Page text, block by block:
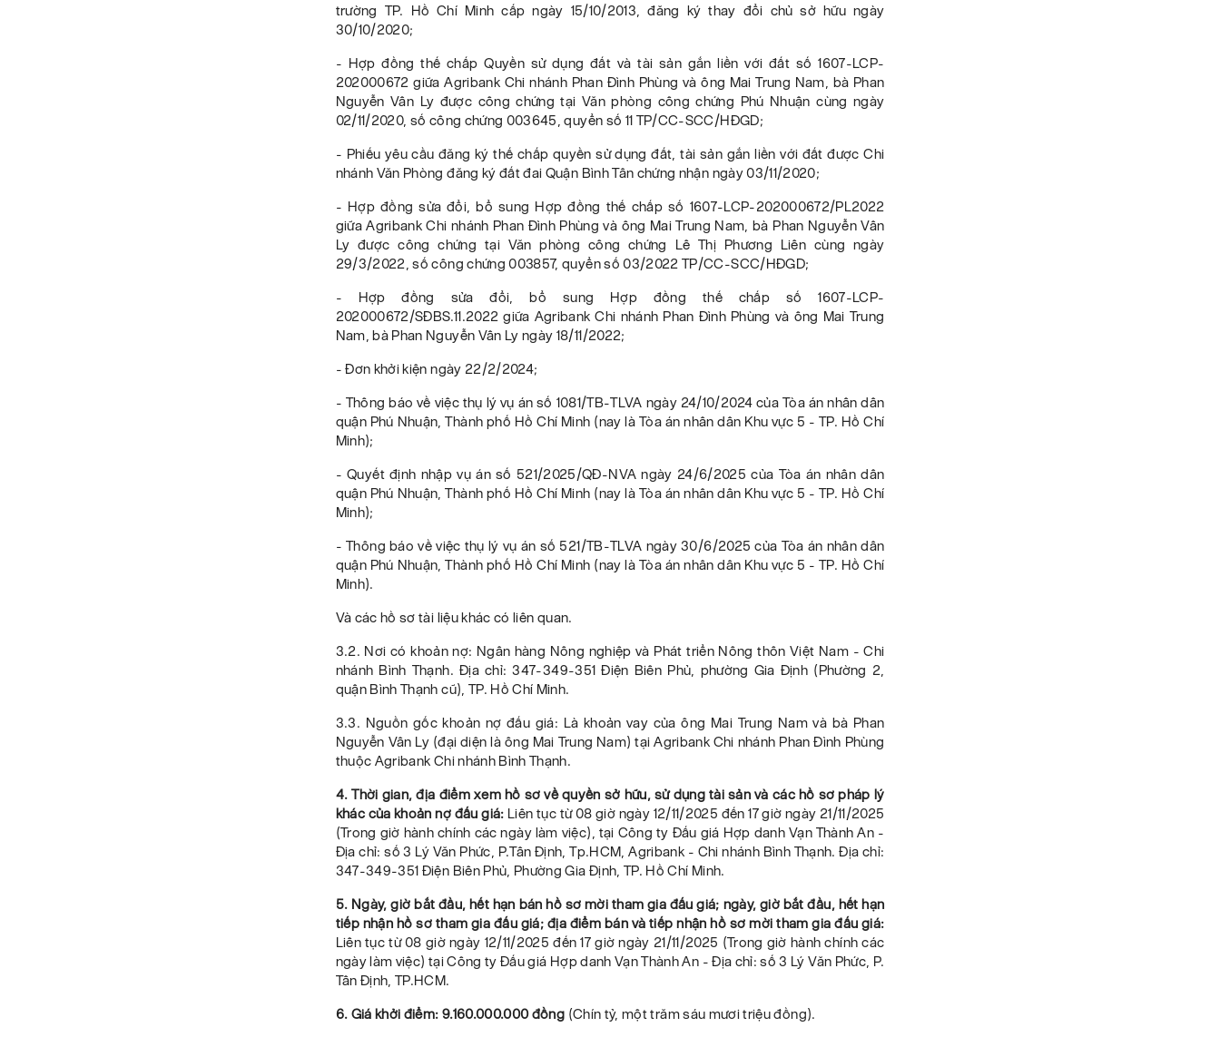
trường TP. Hồ Chí Minh cấp ngày 15/10/2013, đăng ký thay đổi chủ sở hữu ngày
30/10/2020;
- Hợp đồng thế chấp Quyền sử dụng đất và tài sản gắn liền với đất số 1607-LCP-
202000672 giữa Agribank Chi nhánh Phan Đình Phùng và ông Mai Trung Nam, bà Phan
Nguyễn Vân Ly được công chứng tại Văn phòng công chứng Phú Nhuận cùng ngày
02/11/2020, số công chứng 003645, quyển số 11 TP/CC-SCC/HĐGD;
- Phiếu yêu cầu đăng ký thế chấp quyền sử dụng đất, tài sản gắn liền với đất được Chi
nhánh Văn Phòng đăng ký đất đai Quận Bình Tân chứng nhận ngày 03/11/2020;
- Hợp đồng sửa đổi, bổ sung Hợp đồng thế chấp số 1607-LCP-202000672/PL2022
giữa Agribank Chi nhánh Phan Đình Phùng và ông Mai Trung Nam, bà Phan Nguyễn Vân
Ly được công chứng tại Văn phòng công chứng Lê Thị Phương Liên cùng ngày
29/3/2022, số công chứng 003857, quyển số 03/2022 TP/CC-SCC/HĐGD;
- Hợp đồng sửa đổi, bổ sung Hợp đồng thế chấp số 1607-LCP-
202000672/SĐBS.11.2022 giữa Agribank Chi nhánh Phan Đình Phùng và ông Mai Trung
Nam, bà Phan Nguyễn Vân Ly ngày 18/11/2022;
- Đơn khởi kiện ngày 22/2/2024;
- Thông báo về việc thụ lý vụ án số 1081/TB-TLVA ngày 24/10/2024 của Tòa án nhân dân
quận Phú Nhuận, Thành phố Hồ Chí Minh (nay là Tòa án nhân dân Khu vực 5 - TP. Hồ Chí
Minh);
- Quyết định nhập vụ án số 521/2025/QĐ-NVA ngày 24/6/2025 của Tòa án nhân dân
quận Phú Nhuận, Thành phố Hồ Chí Minh (nay là Tòa án nhân dân Khu vực 5 - TP. Hồ Chí
Minh);
- Thông báo về việc thụ lý vụ án số 521/TB-TLVA ngày 30/6/2025 của Tòa án nhân dân
quận Phú Nhuận, Thành phố Hồ Chí Minh (nay là Tòa án nhân dân Khu vực 5 - TP. Hồ Chí
Minh).
Và các hồ sơ tài liệu khác có liên quan.
3.2. Nơi có khoản nợ: Ngân hàng Nông nghiệp và Phát triển Nông thôn Việt Nam - Chi
nhánh Bình Thạnh. Địa chỉ: 347-349-351 Điện Biên Phủ, phường Gia Định (Phường 2,
quận Bình Thạnh cũ), TP. Hồ Chí Minh.
3.3. Nguồn gốc khoản nợ đấu giá: Là khoản vay của ông Mai Trung Nam và bà Phan
Nguyễn Vân Ly (đại diện là ông Mai Trung Nam) tại Agribank Chi nhánh Phan Đình Phùng
thuộc Agribank Chi nhánh Bình Thạnh.
4. Thời gian, địa điểm xem hồ sơ về quyền sở hữu, sử dụng tài sản và các hồ sơ pháp lý
khác của khoản nợ đấu giá: Liên tục từ 08 giờ ngày 12/11/2025 đến 17 giờ ngày 21/11/2025
(Trong giờ hành chính các ngày làm việc), tại Công ty Đấu giá Hợp danh Vạn Thành An -
Địa chỉ: số 3 Lý Văn Phức, P.Tân Định, Tp.HCM, Agribank - Chi nhánh Bình Thạnh. Địa chỉ:
347-349-351 Điện Biên Phủ, Phường Gia Định, TP. Hồ Chí Minh.
5. Ngày, giờ bắt đầu, hết hạn bán hồ sơ mời tham gia đấu giá; ngày, giờ bắt đầu, hết hạn
tiếp nhận hồ sơ tham gia đấu giá; địa điểm bán và tiếp nhận hồ sơ mời tham gia đấu giá:
Liên tục từ 08 giờ ngày 12/11/2025 đến 17 giờ ngày 21/11/2025 (Trong giờ hành chính các
ngày làm việc) tại Công ty Đấu giá Hợp danh Vạn Thành An - Địa chỉ: số 3 Lý Văn Phức, P.
Tân Định, TP.HCM.
6. Giá khởi điểm: 9.160.000.000 đồng (Chín tỷ, một trăm sáu mươi triệu đồng).